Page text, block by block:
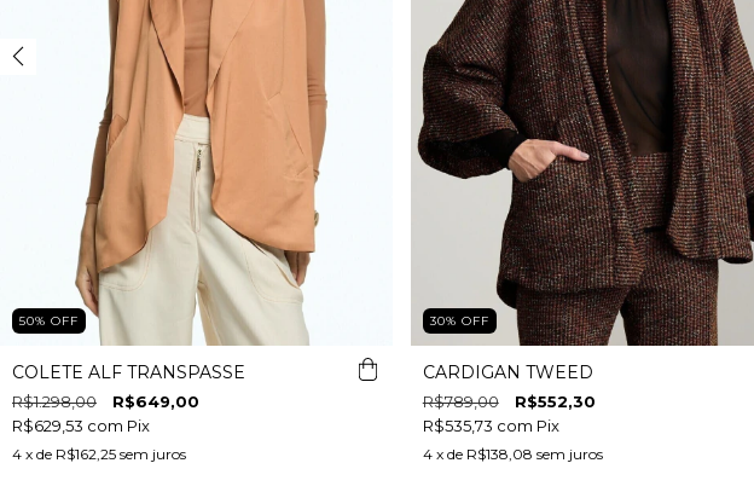
50% OFF
COLETE ALF TRANSPASSE
R$1.298,00
R$649,00
R$629,53 com Pix
4 x de R$162,25 sem juros
30% OFF
CARDIGAN TWEED
R$789,00
R$552,30
R$535,73 com Pix
4 x de R$138,08 sem juros